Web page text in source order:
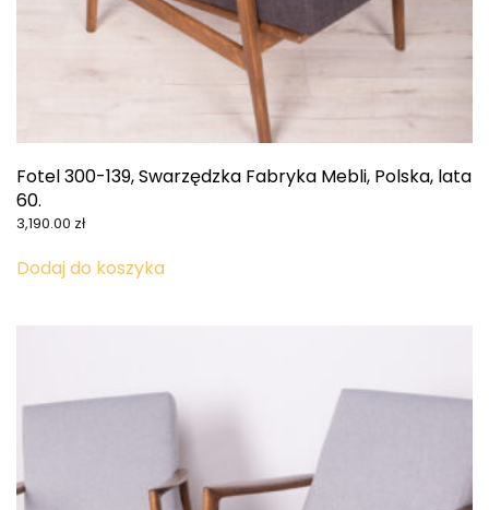
Fotel 300-139, Swarzędzka Fabryka Mebli, Polska, lata
60.
3,190.00 zł
Dodaj do koszyka